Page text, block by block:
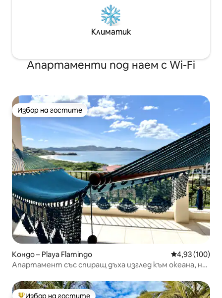
Климатик
Апартаменти под наем с Wi-Fi
Избор на гостите
Избор на гостите
Кондо – Playa Flamingo Средна
4,93 (100)
Апартамент със спиращ дъха изглед към океана, на
Избор на гостите